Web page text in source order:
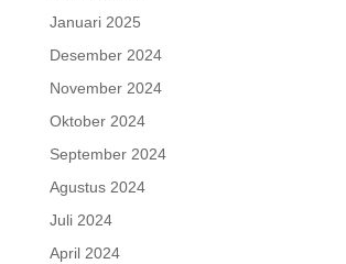
Januari 2025
Desember 2024
November 2024
Oktober 2024
September 2024
Agustus 2024
Juli 2024
April 2024